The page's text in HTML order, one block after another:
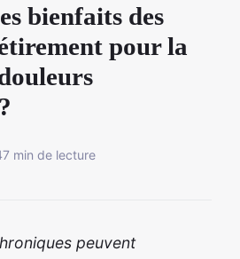
bienfaits des
pour la
7 min de lecture
peuvent